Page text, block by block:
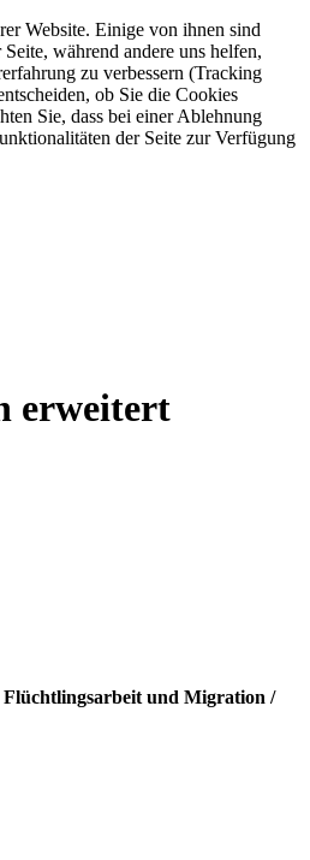
Website. Einige von ihnen sind
während andere uns helfen,
zu verbessern (Tracking
ob Sie die Cookies
Sie, dass bei einer Ablehnung
der Seite zur Verfügung
erweitert
und Migration /